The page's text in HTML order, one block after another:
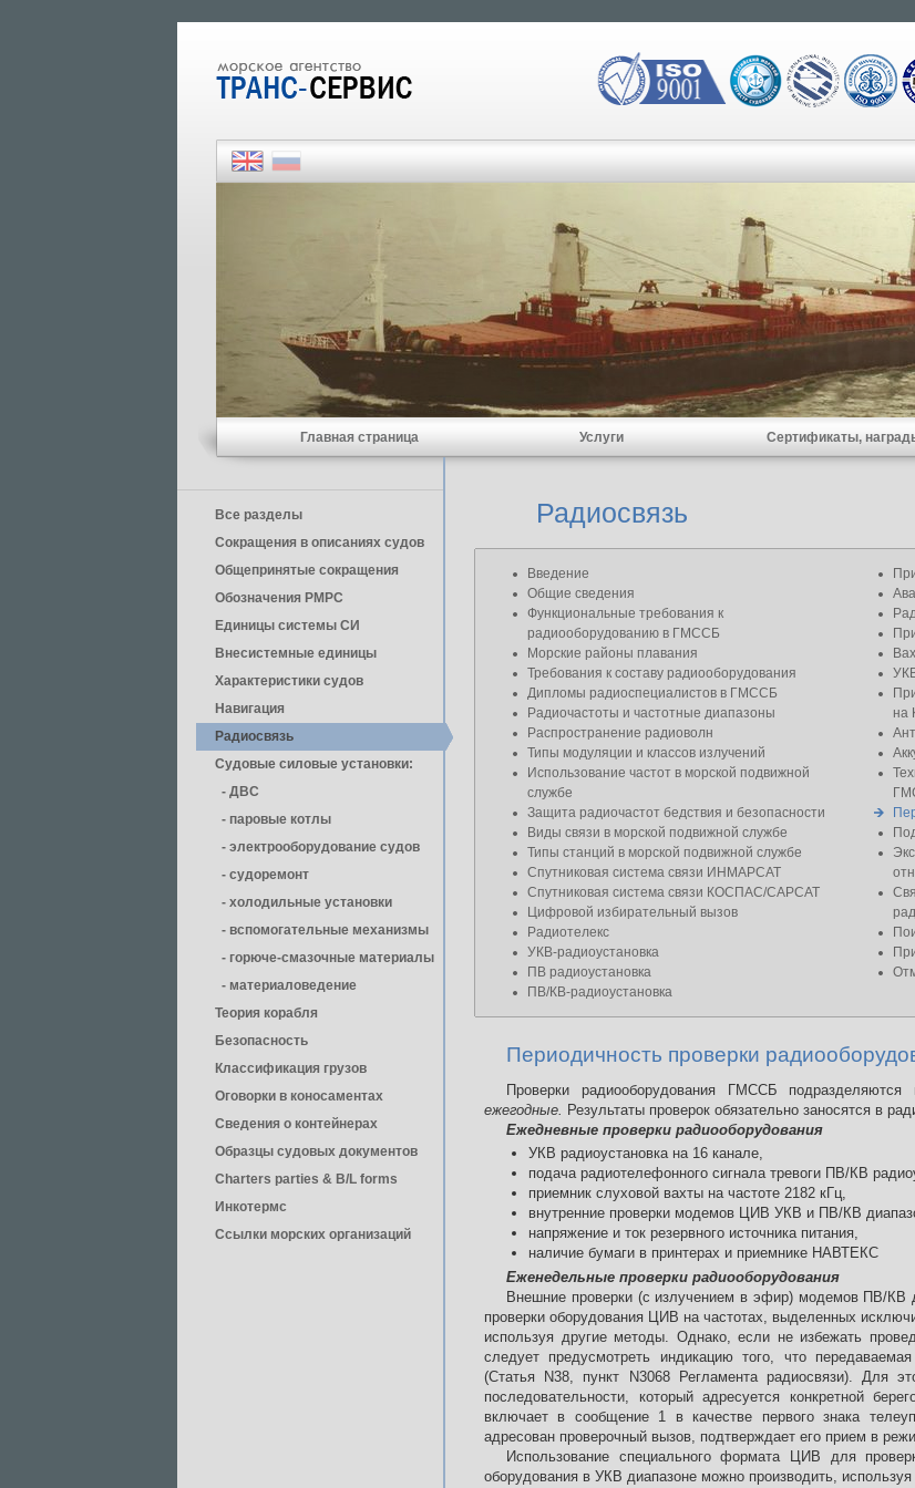
Главная страница Услуги Сертификаты,
Все разделы
Сокращения в описаниях судов
Общепринятые сокращения
Обозначения РМРС
Единицы cистемы СИ
Внесистемные единицы
Характеристики судов
Навигация
Радиосвязь
Судовые силовые установки:
- ДВС
- паровые котлы
- электрооборудование судов
- cудоремонт
- холодильные установки
- вспомогательные механизмы
- горюче-смазочные материалы
- материаловедение
Теория корабля
Безопасность
Классификация грузов
Оговорки в коносаментах
Сведения о контейнерах
Образцы судовых документов
Charters parties & B/L forms
Инкотермс
Ссылки морских организаций
Радиосвязь
Введение
Общие сведения
Функциональные требования к
радиооборудованию в ГМССБ
Морские районы плавания
Требования к составу радиооборудования
Дипломы радиоспециалистов в ГМССБ
Радиочастоты и частотные диапазоны
Распространение радиоволн
Типы модуляции и классов излучений
Использование частот в морской подвижной
службе
Защита радиочастот бедствия и безопасности
Виды связи в морской подвижной службе
Типы станций в морской подвижной службе
Спутниковая система связи ИНМАРСАТ
Спутниковая система связи КОСПАС/САРСАТ
Цифровой избирательный вызов
Радиотелекс
УКВ-радиоустановка
ПВ радиоустановка
ПВ/КВ-радиоустановка
на
Периодичность проверки
Проверки радиооборудования ГМССБ подразделяются
ежегодные. Результаты проверок обязательно заносятся в
Ежедневные проверки радиооборудования
УКВ радиоустановка на 16 канале,
подача радиотелефонного сигнала тревоги ПВ/КВ
приемник слуховой вахты на частоте 2182 кГц,
внутренние проверки модемов ЦИВ УКВ и ПВ/КВ
напряжение и ток резервного источника питания,
наличие бумаги в принтерах и приемнике НАВТЕКС
Еженедельные проверки радиооборудования
Внешние проверки (с излучением в эфир) модемов ПВ/КВ
проверки оборудования ЦИВ на частотах, выделенных
используя другие методы. Однако, если не избежать
следует предусмотреть индикацию того, что
(Статья N38, пункт N3068 Регламента радиосвязи). Для
последовательности, который адресуется конкретной
включает в сообщение 1 в качестве первого знака
адресован проверочный вызов, подтверждает его прием в
Использование специального формата ЦИВ для
оборудования в УКВ диапазоне можно производить,